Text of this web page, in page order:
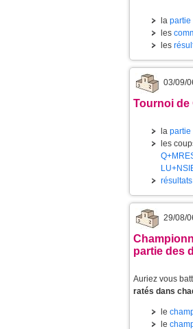
la partie
les
les
03/09/
Tournoi de
la partie
les
29/08/
partie des
Auriez vous
ratés dans
le
le